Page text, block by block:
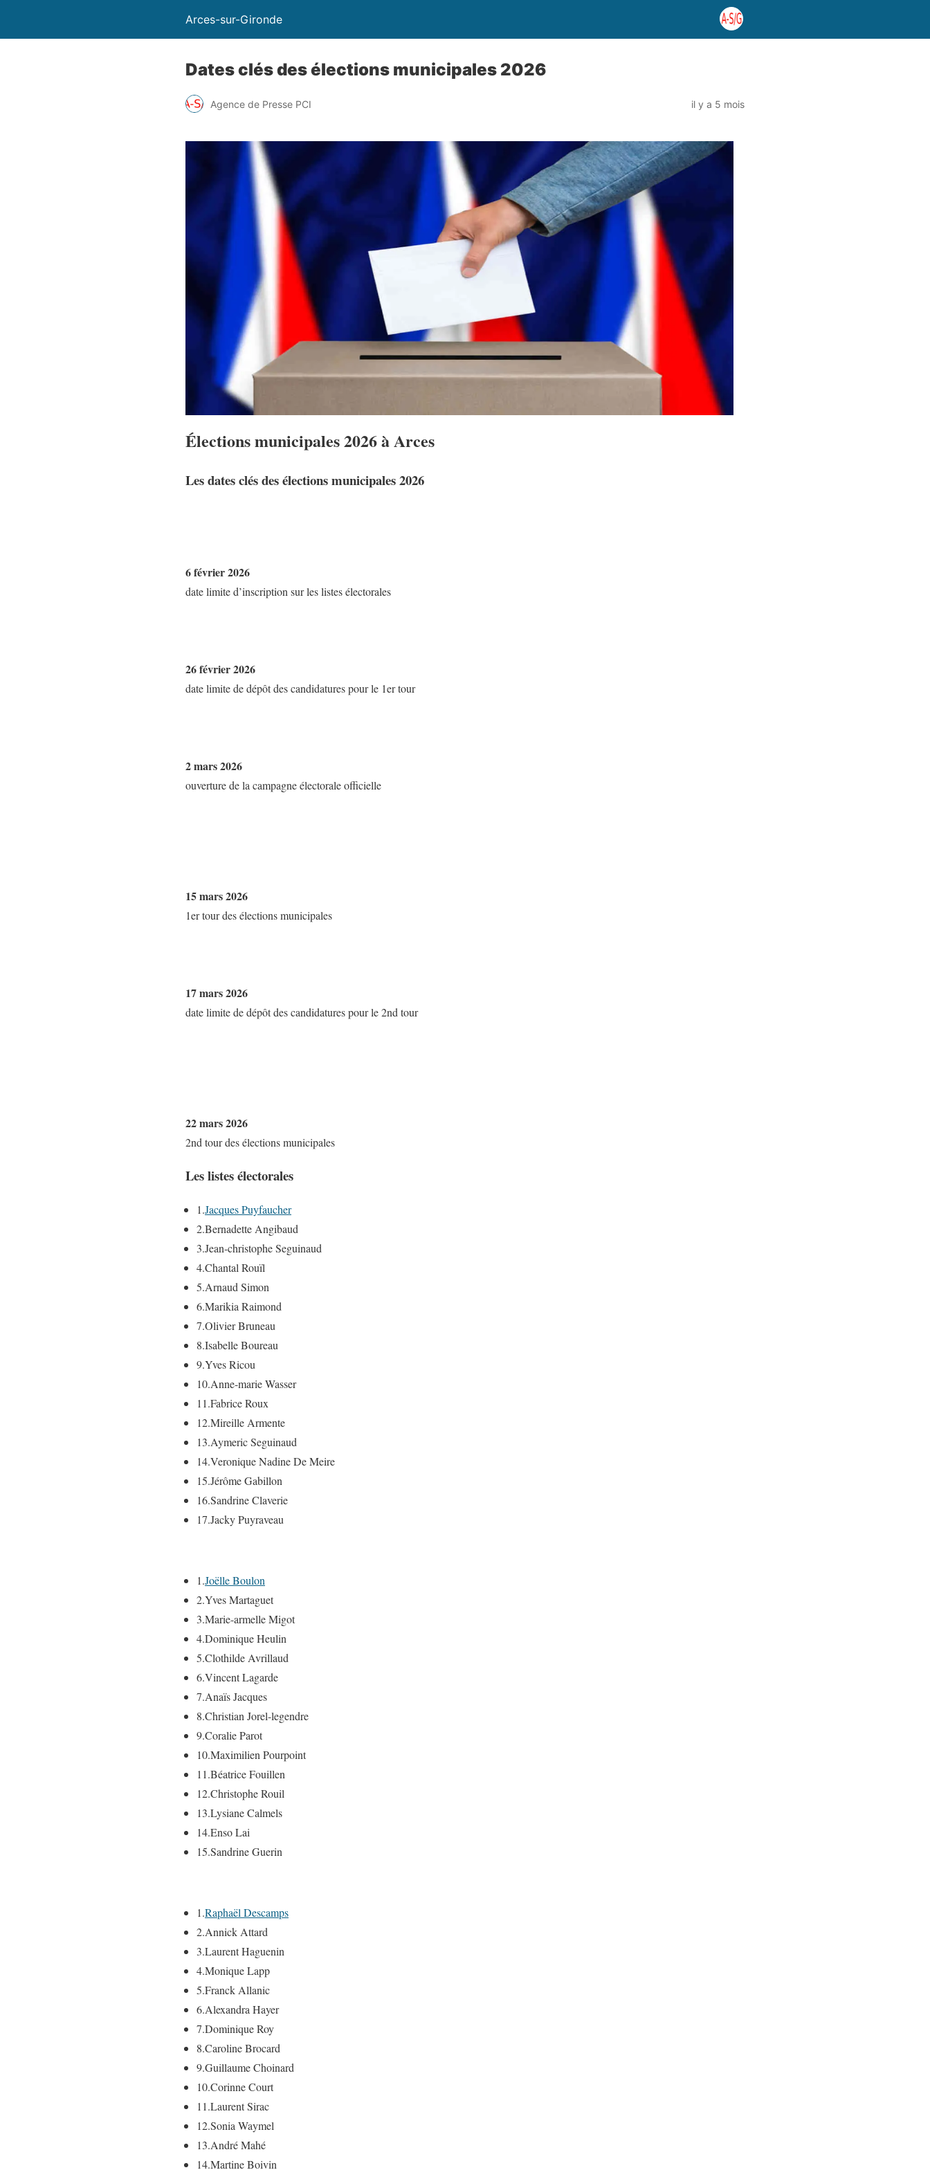
Arces-sur-Gironde
Dates clés des élections municipales 2026
Agence de Presse PCI il y a 5 mois
Élections municipales 2026 à Arces
Les dates clés des élections municipales 2026
6 février 2026
date limite d’inscription sur les listes électorales
26 février 2026
date limite de dépôt des candidatures pour le 1er tour
2 mars 2026
ouverture de la campagne électorale officielle
15 mars 2026
1er tour des élections municipales
17 mars 2026
date limite de dépôt des candidatures pour le 2nd tour
22 mars 2026
2nd tour des élections municipales
Les listes électorales
1.Jacques Puyfaucher
2.Bernadette Angibaud
3.Jean-christophe Seguinaud
4.Chantal Rouïl
5.Arnaud Simon
6.Marikia Raimond
7.Olivier Bruneau
8.Isabelle Boureau
9.Yves Ricou
10.Anne-marie Wasser
11.Fabrice Roux
12.Mireille Armente
13.Aymeric Seguinaud
14.Veronique Nadine De Meire
15.Jérôme Gabillon
16.Sandrine Claverie
17.Jacky Puyraveau
1.Joëlle Boulon
2.Yves Martaguet
3.Marie-armelle Migot
4.Dominique Heulin
5.Clothilde Avrillaud
6.Vincent Lagarde
7.Anaïs Jacques
8.Christian Jorel-legendre
9.Coralie Parot
10.Maximilien Pourpoint
11.Béatrice Fouillen
12.Christophe Rouil
13.Lysiane Calmels
14.Enso Lai
15.Sandrine Guerin
1.Raphaël Descamps
2.Annick Attard
3.Laurent Haguenin
4.Monique Lapp
5.Franck Allanic
6.Alexandra Hayer
7.Dominique Roy
8.Caroline Brocard
9.Guillaume Choinard
10.Corinne Court
11.Laurent Sirac
12.Sonia Waymel
13.André Mahé
14.Martine Boivin